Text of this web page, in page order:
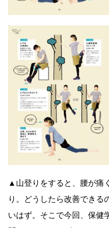
▲山登りをすると、腰が痛
り。どうしたら改善できる
いはず。そこで今回、保健